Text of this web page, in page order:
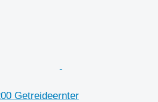
Getreideernter